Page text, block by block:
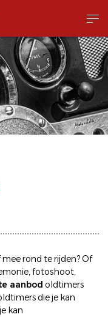
rond te rijden? Of
fotoshoot,
aanbod oldtimers
die je kan
kan